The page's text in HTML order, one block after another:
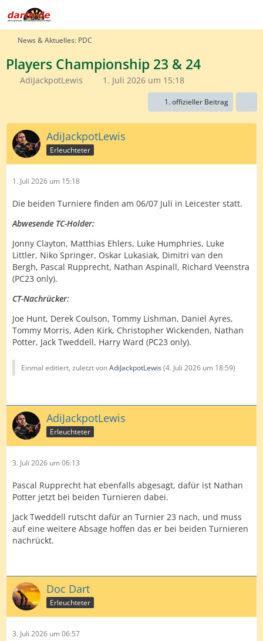
News & Aktuelles: PDC
Players Championship 23 & 24
AdiJackpotLewis 1. Juli 2026 um 15:18
1. offizieller Beitrag
AdiJackpotLewis
Erleuchteter
1. Juli 2026 um 15:18
Die beiden Turniere finden am 06/07 Juli in Leicester statt.
Abwesende TC-Holder:
Jonny Clayton, Matthias Ehlers, Luke Humphries, Luke
Littler, Niko Springer, Oskar Lukasiak, Dimitri van den
Bergh, Pascal Rupprecht, Nathan Aspinall, Richard Veenstra
(PC23 only).
CT-Nachrücker:
Joe Hunt, Derek Coulson, Tommy Lishman, Daniel Ayres,
Tommy Morris, Aden Kirk, Christopher Wickenden, Nathan
Potter, Jack Tweddell, Harry Ward (PC23 only).
Einmal editiert, zuletzt vonAdiJackpotLewis(4. Juli 2026 um 18:59)
AdiJackpotLewis
Erleuchteter
3. Juli 2026 um 06:13
Pascal Rupprecht hat ebenfalls abgesagt, dafür ist Nathan
Potter jetzt bei beiden Turnieren dabei.
Jack Tweddell rutscht dafür an Turnier 23 nach, und muss
auf eine weitere Absage hoffen das er bei beiden Turnieren
nachrückt.
Doc Dart
Erleuchteter
3. Juli 2026 um 06:57